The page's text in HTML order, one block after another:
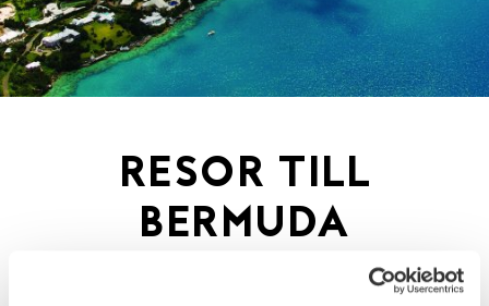
RESOR TILL
BERMUDA
Bermuda – en liten bit paradis mitt i Atlanten! Här